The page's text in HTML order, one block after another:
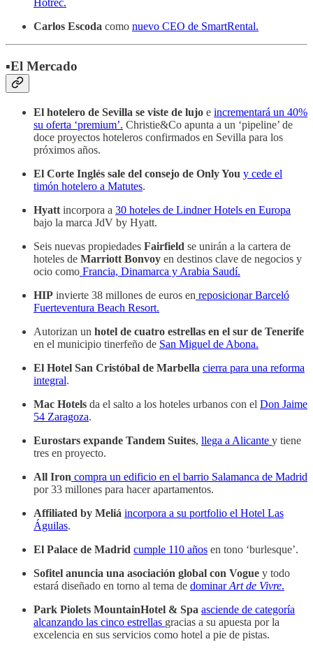
Hotrec.
Carlos Escoda como nuevo CEO de SmartRental.
▪️El Mercado
El hotelero de Sevilla se viste de lujo e incrementará un 40%
su oferta ‘premium’. Christie&Co apunta a un ‘pipeline’ de
doce proyectos hoteleros confirmados en Sevilla para los
próximos años.
El Corte Inglés sale del consejo de Only You y cede el
timón hotelero a Matutes.
Hyatt incorpora a 30 hoteles de Lindner Hotels en Europa
bajo la marca JdV by Hyatt.
Seis nuevas propiedades Fairfield se unirán a la cartera de
hoteles de Marriott Bonvoy en destinos clave de negocios y
ocio como Francia, Dinamarca y Arabia Saudí.
HIP invierte 38 millones de euros en reposicionar Barceló
Fuerteventura Beach Resort.
Autorizan un hotel de cuatro estrellas en el sur de Tenerife
en el municipio tinerfeño de San Miguel de Abona.
El Hotel San Cristóbal de Marbella cierra para una reforma
integral.
Mac Hotels da el salto a los hoteles urbanos con el Don Jaime
54 Zaragoza.
Eurostars expande Tandem Suites, llega a Alicante y tiene
tres en proyecto.
All Iron compra un edificio en el barrio Salamanca de Madrid
por 33 millones para hacer apartamentos.
Affiliated by Meliá incorpora a su portfolio el Hotel Las
Águilas.
El Palace de Madrid cumple 110 años en tono ‘burlesque’.
Sofitel anuncia una asociación global con Vogue y todo
estará diseñado en torno al tema de dominarArt de Vivre.
Park Piolets MountainHotel & Spa asciende de categoría
alcanzando las cinco estrellas gracias a su apuesta por la
excelencia en sus servicios como hotel a pie de pistas.